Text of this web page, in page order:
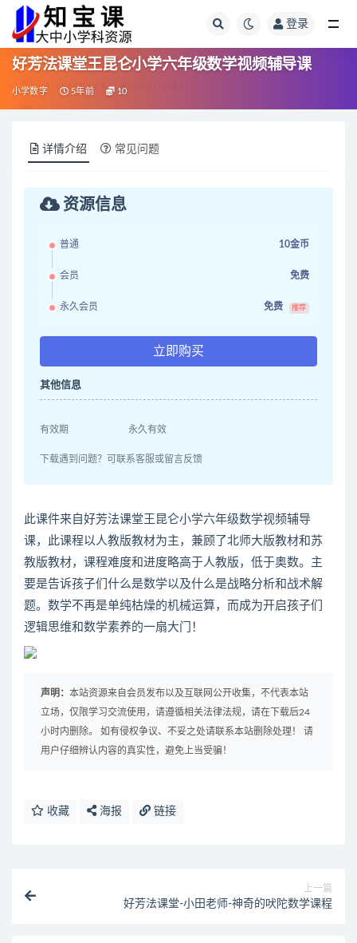
登录
好芳法课堂王昆仑小学六年级数学视频辅导课
小学数字 5年前 10
详情介绍 常见问题
资源信息
普通 10金币
会员 免费
永久会员 免费 推荐
立即购买
其他信息
有效期 永久有效
下载遇到问题？可联系客服或留言反馈
此课件来自好芳法课堂王昆仑小学六年级数学视频辅导
课，此课程以人教版教材为主，兼顾了北师大版教材和苏
教版教材，课程难度和进度略高于人教版，低于奥数。主
要是告诉孩子们什么是数学以及什么是战略分析和战术解
题。数学不再是单纯枯燥的机械运算，而成为开启孩子们
逻辑思维和数学素养的一扇大门！
声明： 本站资源来自会员发布以及互联网公开收集，不代表本站
立场，仅限学习交流使用，请遵循相关法律法规，请在下载后24
小时内删除。 如有侵权争议、不妥之处请联系本站删除处理！ 请
用户仔细辨认内容的真实性，避免上当受骗！
收藏 海报 链接
上一篇
好芳法课堂-小田老师-神奇的吠陀数学课程
全部